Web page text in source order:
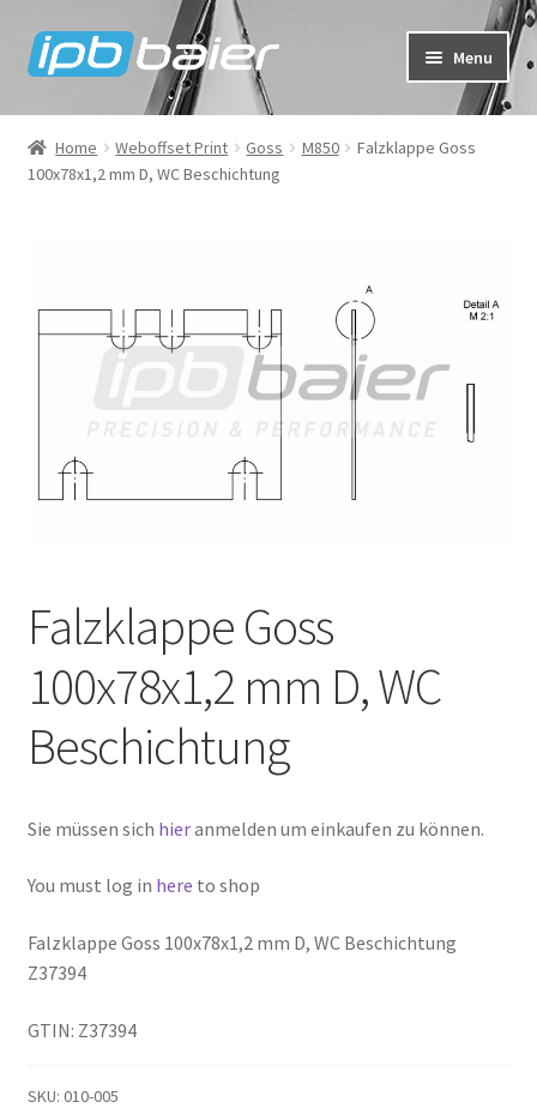
Skip
to
Skip
to
Menu
My Account
Cart
Shop
Home Weboffset Print Goss M850
Falzklappe Goss
100x78x1,2 mm D, WC Beschichtung
Falzklappe Goss
100x78x1,2 mm D, WC
Beschichtung
Sie müssen sich hieranmelden um einkaufen zu können.
You must log in here to shop
Falzklappe Goss 100x78x1,2 mm D, WC Beschichtung
Z37394
GTIN: Z37394
SKU: 010-005